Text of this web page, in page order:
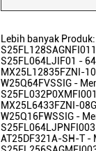
Lebih banyak Produk:
S25FL064LJIF01 -
MX25L12835FZNI-
W25Q64FVSSIG -
MX25L6433FZNI-
W25Q16FWSSIG -
AT25DF321A-SH-T -